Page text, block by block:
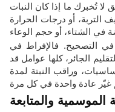
تُخبرك ما إذا كان النبات
التربة، أو درجات الحرارة
في التصحيح. فالإفراط في
الجائر، كلها عوامل قد
وراقب النبتة لمدة
الموسمية والمتابعة